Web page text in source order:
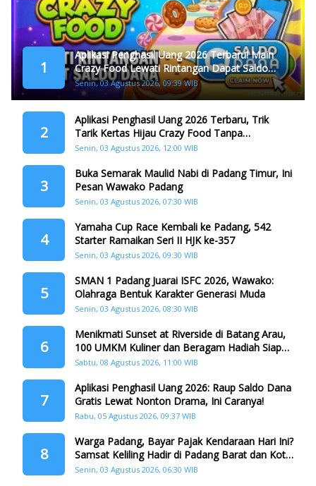
1
Aplikasi Penghasil Uang 2026 Terbaru! Main
Crazy Food Lewati Rintangan Dapat Saldo
Dana
Senin, 03 Agustus 2026, 09:39 WIB
2
Aplikasi Penghasil Uang 2026 Terbaru, Trik
Tarik Kertas Hijau Crazy Food Tanpa
Penggandaan
Senin, 03 Agustus 2026, 12:00 WIB
3
Buka Semarak Maulid Nabi di Padang Timur, Ini
Pesan Wawako Padang
Senin, 03 Agustus 2026, 07:30 WIB
4
Yamaha Cup Race Kembali ke Padang, 542
Starter Ramaikan Seri II HJK ke-357
Senin, 03 Agustus 2026, 09:30 WIB
5
SMAN 1 Padang Juarai ISFC 2026, Wawako:
Olahraga Bentuk Karakter Generasi Muda
Senin, 03 Agustus 2026, 08:30 WIB
6
Menikmati Sunset at Riverside di Batang Arau,
100 UMKM Kuliner dan Beragam Hadiah Siap
Memanjakan Warga di Momen HJK Padang
Sabtu, 08 Agustus 2026, 11:00 WIB
7
Aplikasi Penghasil Uang 2026: Raup Saldo Dana
Gratis Lewat Nonton Drama, Ini Caranya!
Rabu, 05 Agustus 2026, 09:37 WIB
8
Warga Padang, Bayar Pajak Kendaraan Hari Ini?
Samsat Keliling Hadir di Padang Barat dan Koto
Tangah
Senin, 03 Agustus 2026, 06:30 WIB